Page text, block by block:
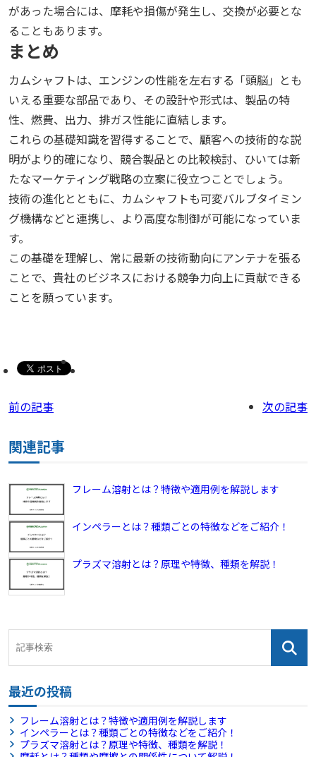
があった場合には、摩耗や損傷が発生し、交換が必要とな
ることもあります。
まとめ
カムシャフトは、エンジンの性能を左右する「頭脳」とも
いえる重要な部品であり、その設計や形式は、製品の特
性、燃費、出力、排ガス性能に直結します。
これらの基礎知識を習得することで、顧客への技術的な説
明がより的確になり、競合製品との比較検討、ひいては新
たなマーケティング戦略の立案に役立つことでしょう。
技術の進化とともに、カムシャフトも可変バルブタイミン
グ機構などと連携し、より高度な制御が可能になっていま
す。
この基礎を理解し、常に最新の技術動向にアンテナを張る
ことで、貴社のビジネスにおける競争力向上に貢献できる
ことを願っています。
前の記事 次の記事
関連記事
フレーム溶射とは？特徴や適用例を解説します
インペラーとは？種類ごとの特徴などをご紹介！
プラズマ溶射とは？原理や特徴、種類を解説！
最近の投稿
フレーム溶射とは？特徴や適用例を解説します
インペラーとは？種類ごとの特徴などをご紹介！
プラズマ溶射とは？原理や特徴、種類を解説！